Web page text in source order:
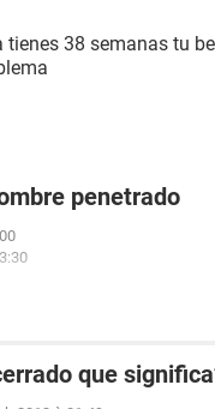
tienes 38 semanas tu
penetrado
que